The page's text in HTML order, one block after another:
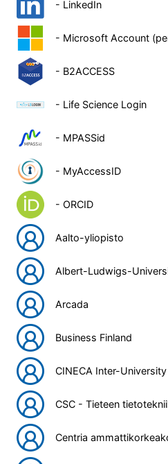
- LinkedIn
- Microsoft Account
- B2ACCESS
- Life Science Login
- MPASSid
- MyAccessID
- ORCID
Aalto-yliopisto
Albert-Ludwigs-
Arcada
Business Finland
CINECA Inter-
CSC - Tieteen
Centria